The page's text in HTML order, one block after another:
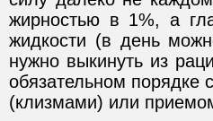
жирностью в 1%, а
жидкости (в день
нужно выкинуть из
обязательном порядке
(клизмами) или